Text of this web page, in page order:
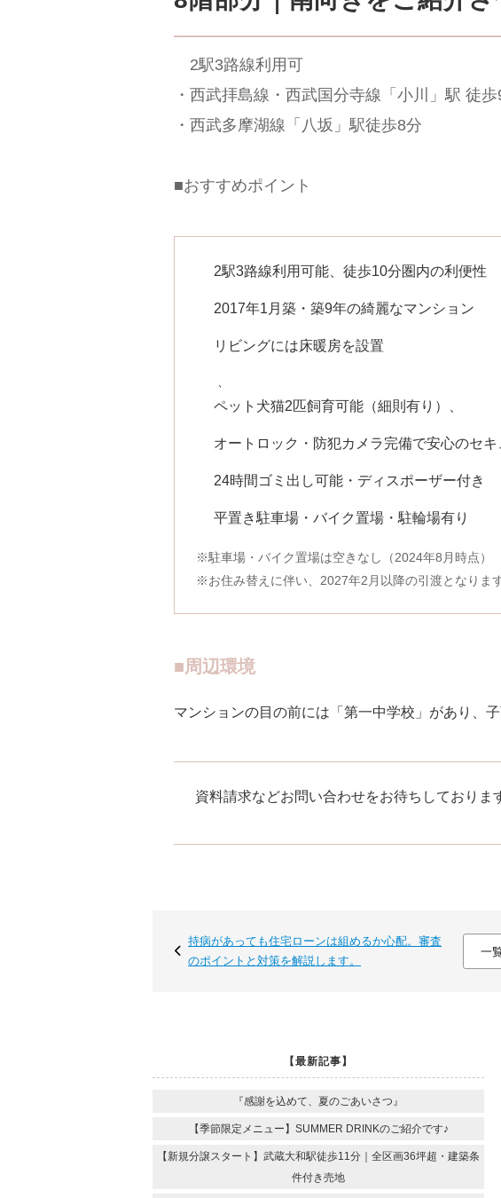
2駅3路線利用可
・西武拝島線・西武国分寺線「小川」駅 徒歩
・西武多摩湖線「八坂」駅徒歩8分
■おすすめポイント
2駅3路線利用可能、徒歩10分圏内の利便性
2017年1月築・築9年の綺麗なマンション
リビングには床暖房を設置
ペット犬猫2匹飼育可能（細則有り）、
オートロック・防犯カメラ完備で安心のセキ
24時間ゴミ出し可能・ディスポーザー付き
平置き駐車場・バイク置場・駐輪場有り
※駐車場・バイク置場は空きなし（2024年8月時点）
※お住み替えに伴い、2027年2月以降の引渡となります
■周辺環境
マンションの目の前には「第一中学校」があり、
資料請求などお問い合わせをお待ちしておりま
持病があっても住宅ローンは組めるか心配。審査
のポイントと対策を解説します。
一
【最新記事】
『感謝を込めて、夏のごあいさつ』
【季節限定メニュー】SUMMER DRINKのご紹介です♪
【新規分譲スタート】武蔵大和駅徒歩11分｜全区画36坪超・建築条
件付き売地